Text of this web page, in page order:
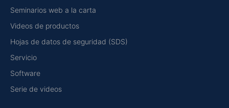
Seminarios web a la carta
Videos de productos
Hojas de datos de seguridad (SDS)
Servicio
Software
Serie de videos